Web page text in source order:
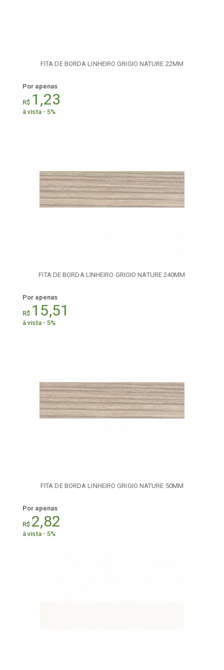
FITA DE BORDA LINHEIRO GRIGIO NATURE 22MM
Por apenas
R$ 1,23
à vista - 5%
FITA DE BORDA LINHEIRO GRIGIO NATURE 240MM
Por apenas
R$ 15,51
à vista - 5%
FITA DE BORDA LINHEIRO GRIGIO NATURE 50MM
Por apenas
R$ 2,82
à vista - 5%